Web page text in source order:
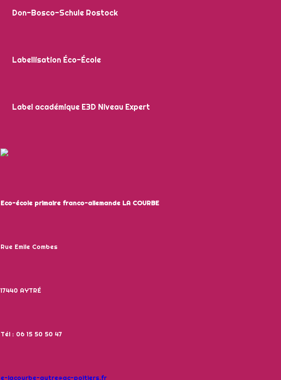
Don-Bosco-Schule Rostock
Labellisation Éco-École
Label académique E3D Niveau Expert
Eco-école primaire franco-allemande LA COURBE
Rue Emile Combes
17440 AYTRÉ
Tél : 06 15 50 50 47
e-lacourbe-aytre@ac-poitiers.fr